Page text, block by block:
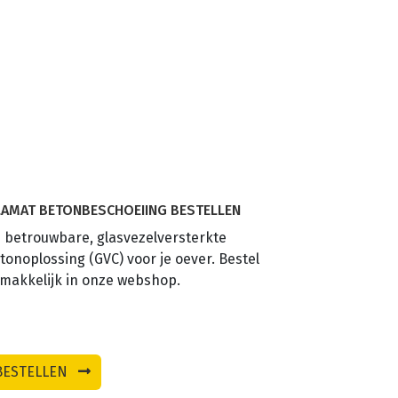
BETONBESCHOEIING BESTELLEN
betrouwbare, glasvezelversterkte
(GVC) voor je oever. Bestel
in onze webshop.